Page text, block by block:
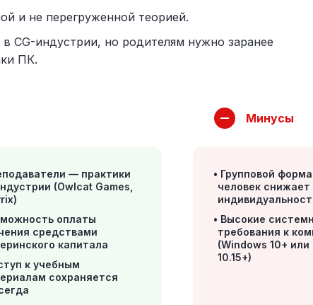
и не перегруженной теорией.
CG-индустрии, но родителям нужно заранее
ПК.
— практики
(Owlcat Games,
оплаты
средствами
капитала
к учебным
сохраняется
Минусы
Групповой
человек снижает
Высокие
требования к
(Windows 10+ или
10.15+)